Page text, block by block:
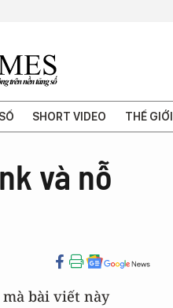
SHORT VIDEO THẾ GIỚI
và nỗ
mà bài viết này